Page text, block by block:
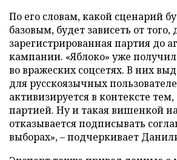
По его словам, какой сценарий
базовым, будет зависеть от того,
зарегистрированная партия до
кампании. «Яблоко» уже
во вражеских соцсетях. В них
для русскоязычных
активизируется в контексте
партией. Ну и такая вишенкой
отказывается подписывать
выборах», – подчеркивает